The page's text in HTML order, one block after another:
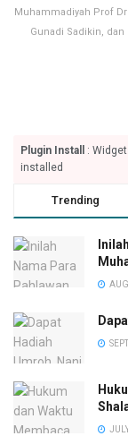
Muhammadiyah Prof
Gunadi Sadikin,
Plugin Install
:
installed
Trending